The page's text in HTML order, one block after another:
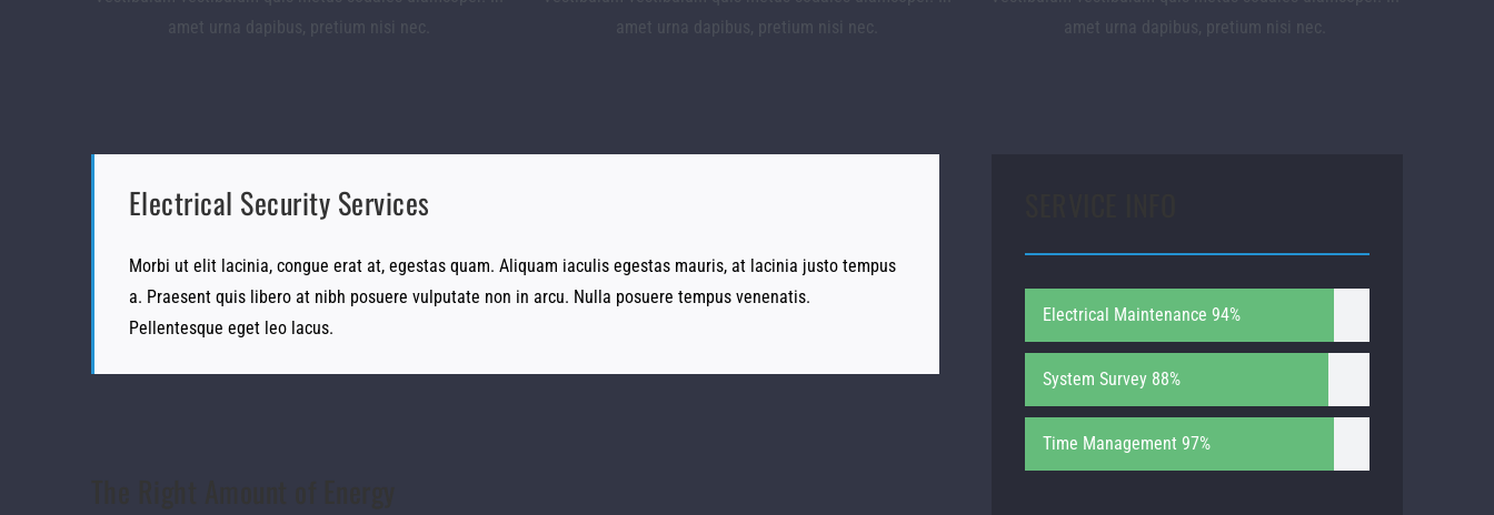
amet urna dapibus, pretium nisi nec.
amet urna dapibus, pretium nisi nec.
amet urna dapibus, pretium nisi nec.
Electrical Security Services
Morbi ut elit lacinia, congue erat at, egestas quam. Aliquam iaculis egestas mauris, at lacinia justo tempus
a. Praesent quis libero at nibh posuere vulputate non in arcu. Nulla posuere tempus venenatis.
Pellentesque eget leo lacus.
Electrical Maintenance 94%
System Survey 88%
Time Management 97%